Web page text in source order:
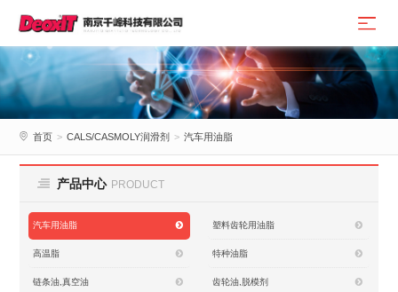
首页 > CALS/CASMOLY润滑剂 > 汽车用油脂
产品中心 PRODUCT
汽车用油脂 塑料齿轮用油脂
高温脂 特种油脂
链条油,真空油 齿轮油,脱模剂